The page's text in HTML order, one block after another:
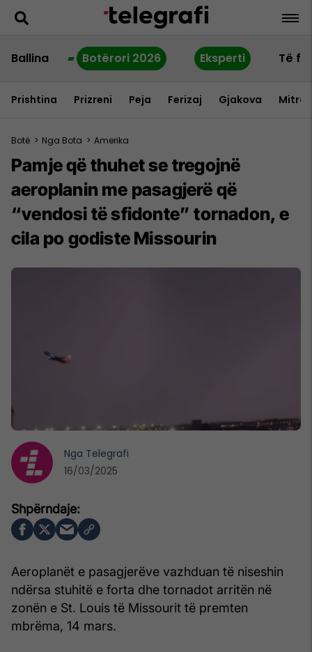
Ballina Botërori 2026 Eksperti Të
Prishtina Prizreni Peja Ferizaj Gjakova
Botë > Nga Bota > Amerika
Pamje që thuhet se tregojnë
aeroplanin me pasagjerë që
“vendosi të sfidonte” tornadon, e
cila po godiste Missourin
Aeroplanët e pasagjerëve vazhduan të niseshin
ndërsa stuhitë e forta dhe tornadot arritën në
zonën e St. Louis të Missourit të premten
mbrëma, 14 mars.
Nga Telegrafi
16/03/2025